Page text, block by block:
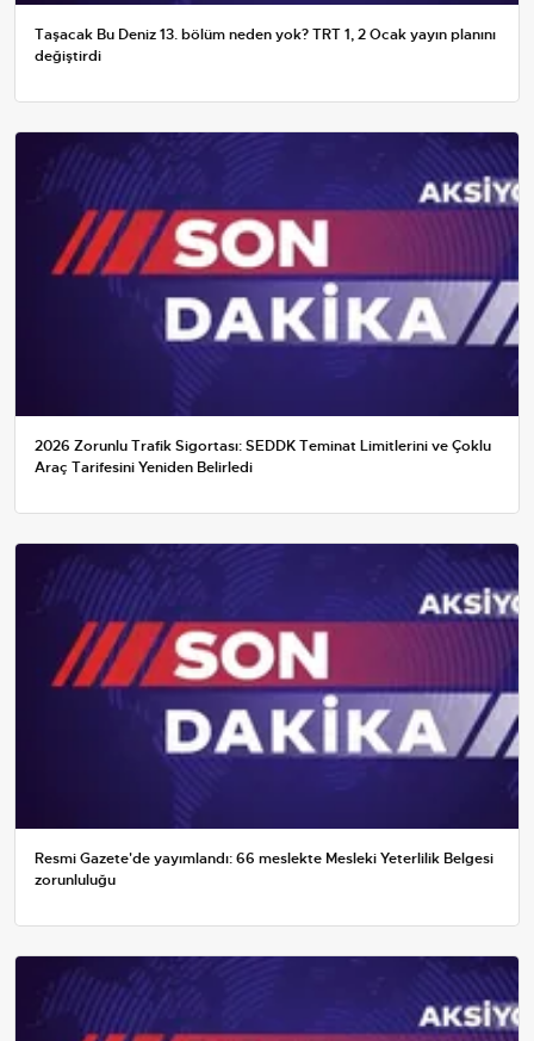
Taşacak Bu Deniz 13. bölüm neden yok? TRT 1, 2 Ocak yayın planını
değiştirdi
2026 Zorunlu Trafik Sigortası: SEDDK Teminat Limitlerini ve Çoklu
Araç Tarifesini Yeniden Belirledi
Resmi Gazete'de yayımlandı: 66 meslekte Mesleki Yeterlilik Belgesi
zorunluluğu